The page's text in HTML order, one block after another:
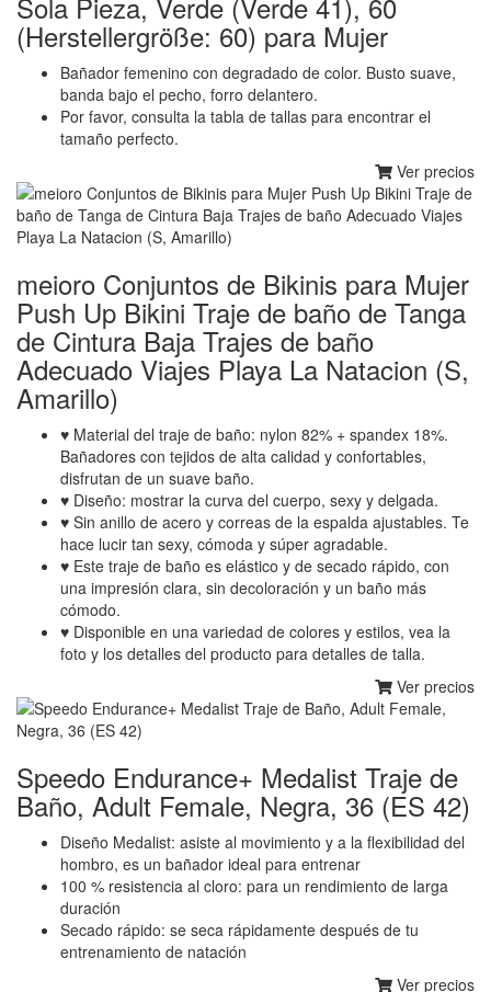
(Herstellergröße: 60) para Mujer
Bañador femenino con degradado de color. Busto suave,
banda bajo el pecho, forro delantero.
Por favor, consulta la tabla de tallas para encontrar el
tamaño perfecto.
Ver precios
meioro Conjuntos de Bikinis para Mujer
Push Up Bikini Traje de baño de Tanga
de Cintura Baja Trajes de baño
Adecuado Viajes Playa La Natacion (S,
Amarillo)
♥ Material del traje de baño: nylon 82% + spandex 18%.
Bañadores con tejidos de alta calidad y confortables,
disfrutan de un suave baño.
♥ Diseño: mostrar la curva del cuerpo, sexy y delgada.
♥ Sin anillo de acero y correas de la espalda ajustables. Te
hace lucir tan sexy, cómoda y súper agradable.
♥ Este traje de baño es elástico y de secado rápido, con
una impresión clara, sin decoloración y un baño más
cómodo.
♥ Disponible en una variedad de colores y estilos, vea la
foto y los detalles del producto para detalles de talla.
Ver precios
Speedo Endurance+ Medalist Traje de
Baño, Adult Female, Negra, 36 (ES 42)
Diseño Medalist: asiste al movimiento y a la flexibilidad del
hombro, es un bañador ideal para entrenar
100 % resistencia al cloro: para un rendimiento de larga
duración
Secado rápido: se seca rápidamente después de tu
entrenamiento de natación
Ver precios